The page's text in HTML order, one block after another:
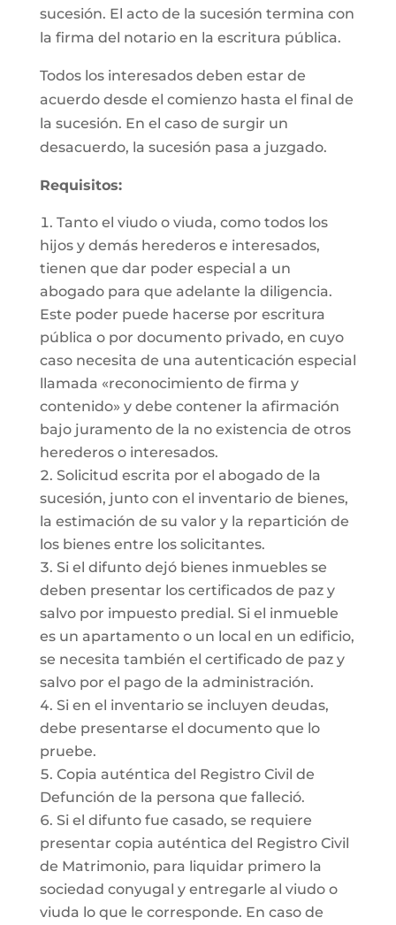
sucesión. El acto de la sucesión termina con
la firma del notario en la escritura pública.
Todos los interesados deben estar de
acuerdo desde el comienzo hasta el final de
la sucesión. En el caso de surgir un
desacuerdo, la sucesión pasa a juzgado.
Requisitos:
Tanto el viudo o viuda, como todos los
hijos y demás herederos e interesados,
tienen que dar poder especial a un
abogado para que adelante la diligencia.
Este poder puede hacerse por escritura
pública o por documento privado, en cuyo
caso necesita de una autenticación especial
llamada «reconocimiento de firma y
contenido» y debe contener la afirmación
bajo juramento de la no existencia de otros
herederos o interesados.
Solicitud escrita por el abogado de la
sucesión, junto con el inventario de bienes,
la estimación de su valor y la repartición de
los bienes entre los solicitantes.
Si el difunto dejó bienes inmuebles se
deben presentar los certificados de paz y
salvo por impuesto predial. Si el inmueble
es un apartamento o un local en un edificio,
se necesita también el certificado de paz y
salvo por el pago de la administración.
Si en el inventario se incluyen deudas,
debe presentarse el documento que lo
pruebe.
Copia auténtica del Registro Civil de
Defunción de la persona que falleció.
Si el difunto fue casado, se requiere
presentar copia auténtica del Registro Civil
de Matrimonio, para liquidar primero la
sociedad conyugal y entregarle al viudo o
viuda lo que le corresponde. En caso de